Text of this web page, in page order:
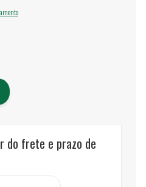
do frete e prazo de